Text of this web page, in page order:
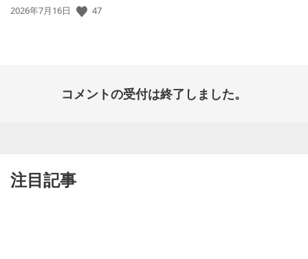
公
2026年7月16日 47
コメントの受付は終了しました。
注目記事